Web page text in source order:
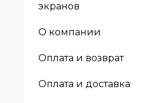
экранов
О компании
Оплата и возврат
Оплата и доставка